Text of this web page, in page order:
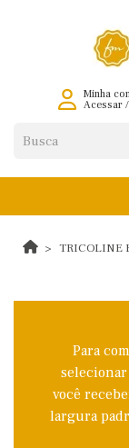
Minha
Acessar/
TRICOLINE
Para
você
largura